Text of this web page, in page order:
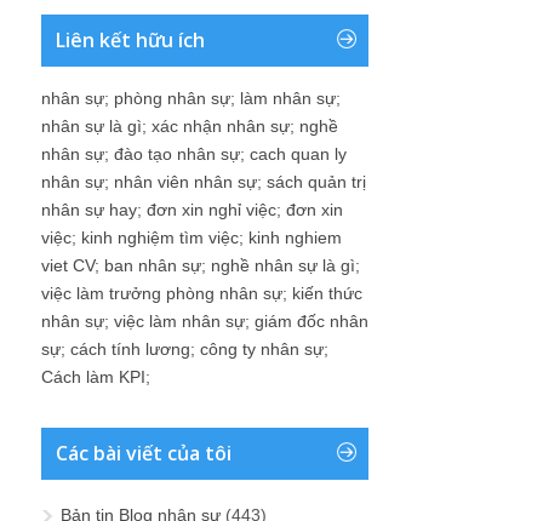
Liên kết hữu ích
nhân sự; phòng nhân sự; làm nhân sự;
nhân sự là gì; xác nhận nhân sự; nghề
nhân sự; đào tạo nhân sự; cach quan ly
nhân sự; nhân viên nhân sự; sách quản trị
nhân sự hay; đơn xin nghỉ việc; đơn xin
việc; kinh nghiệm tìm việc; kinh nghiem
viet CV; ban nhân sự; nghề nhân sự là gì;
việc làm trưởng phòng nhân sự; kiến thức
nhân sự; việc làm nhân sự; giám đốc nhân
sự; cách tính lương; công ty nhân sự;
Cách làm KPI;
Các bài viết của tôi
Bản tin Blog nhân sự (443)